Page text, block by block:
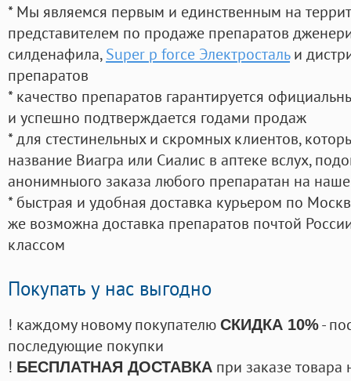
* Мы являемся первым и единственным на
представителем по продаже препаратов
силденафила, Super p force Электростальи
препаратов
* качество препаратов гарантируется
и успешно подтверждается годами продаж
* для стестинельных и скромных клиентов,
название Виагра или Сиалис в аптеке вслух,
анонимныого заказа любого препаратан на
* быстрая и удобная доставка курьером по
же возможна доставка препаратов почтой
классом
Покупать у нас выгодно
! каждому новому покупателю СКИДКА 10%-
последующие покупки
! БЕСПЛАТНАЯ ДОСТАВКА при заказе